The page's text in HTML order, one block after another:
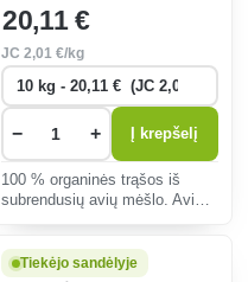
20,11 €
JC 2,01 €/kg
− + Į krepšelį
100 % organinės trąšos iš
subrendusių avių mėšlo. Avių
medžiagų kiekis yra unikalus
Tiekėjo sandėlyje